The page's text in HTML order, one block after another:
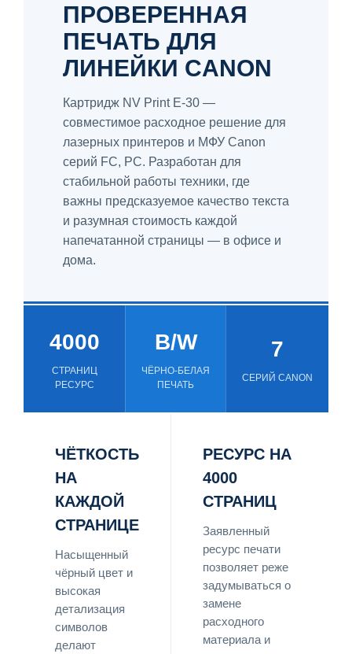
ПРОВЕРЕННАЯ
ПЕЧАТЬ ДЛЯ
ЛИНЕЙКИ CANON
Картридж NV Print E-30 —
совместимое расходное решение для
лазерных принтеров и МФУ Canon
серий FC, PC. Разработан для
стабильной работы техники, где
важны предсказуемое качество текста
и разумная стоимость каждой
напечатанной страницы — в офисе и
дома.
4000
СТРАНИЦ
РЕСУРС
B/W
ЧЁРНО-БЕЛАЯ
ПЕЧАТЬ
7
СЕРИЙ CANON
ЧЁТКОСТЬ
НА
КАЖДОЙ
СТРАНИЦЕ
Насыщенный
чёрный цвет и
высокая
детализация
символов
делают
РЕСУРС НА
4000
СТРАНИЦ
Заявленный
ресурс печати
позволяет реже
задумываться о
замене
расходного
материала и